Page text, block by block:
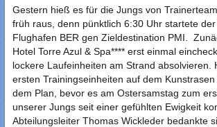
Gestern hieß es für die Jungs von
früh raus, denn pünktlich 6:30 Uhr startete der
Flughafen BER gen Zieldestination PMI.
Hotel Torre Azul & Spa**** erst einmal
lockere Laufeinheiten am Strand absolvieren.
ersten Trainingseinheiten auf dem
dem Plan, bevor es am Ostersamstag zum
unserer Jungs seit einer gefühlten Ewigkeit
Abteilungsleiter Thomas Wickleder bedankte